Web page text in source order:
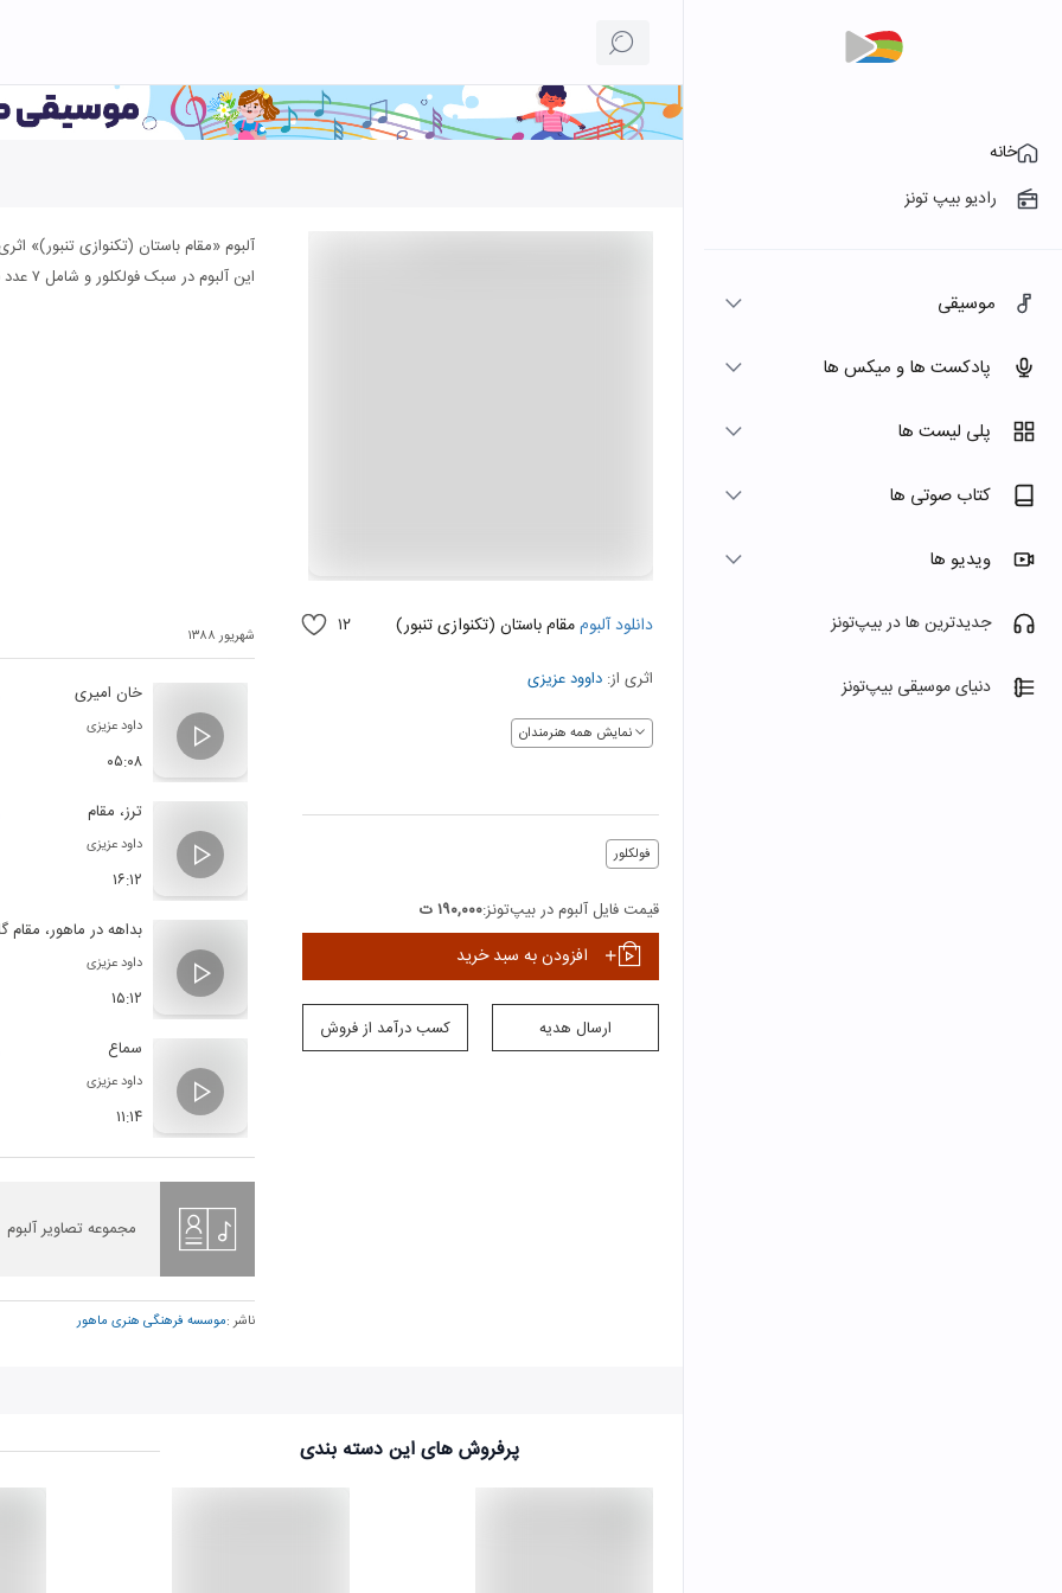
خانه
رادیو بیپ تونز
موسیقی
پادکست ها و میکس ها
پلی لیست ها
کتاب صوتی ها
ویدیو ها
جدیدترین ها در بیپ‌تونز
دنیای موسیقی بیپ‌تونز
دانلود آلبوممقام باستان (تکنوازی تنبور)
اثری از: داوود عزیزی
نمایش همه هنرمندان
۱۲
فولکلور
قیمت فایل آلبوم در بیپ‌تونز:۱۹۰,۰۰۰ ت
افزودن به سبد خرید
ارسال هدیه کسب درآمد از فروش
آلبوم «مقام باستان (تکنوازی تنبور)»
این آلبوم در سبک فولکلور و شامل ۷ عدد قطعه موسیقی می باشد.
شهریور ۱۳۸۸
خان امیری
داود عزیزی
۰۵:۰۸
ترز، مقام
داود عزیزی
۱۶:۱۲
بداهه در ماهور، مقام
داود عزیزی
۱۵:۱۲
سماع
داود عزیزی
۱۱:۱۴
مجموعه تصاویر آلبوم
ناشر :موسسه فرهنگی هنری ماهور
پرفروش های این دسته بندی